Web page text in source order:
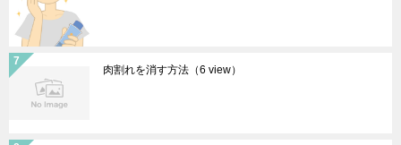
肉割れを消す方法 （6 view）